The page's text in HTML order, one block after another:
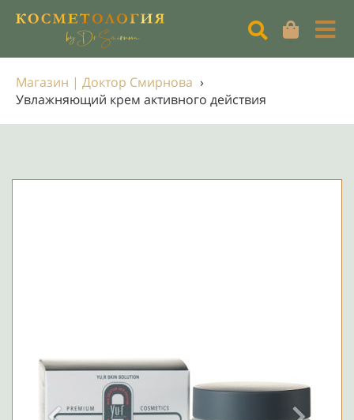
Магазин | Доктор Смирнова ›
Увлажняющий крем активного действия